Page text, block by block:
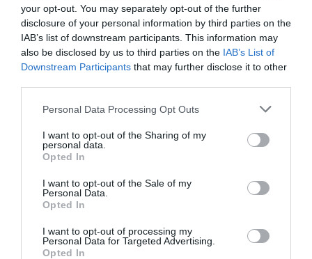
your opt-out. You may separately opt-out of the further
disclosure of your personal information by third parties on the
IAB’s list of downstream participants. This information may
also be disclosed by us to third parties on the IAB’s List of
Downstream Participants that may further disclose it to other
Please note that this website/app uses one or more Google
not limited to your visit or usage behaviour. You may click to
grant or deny consent to Google and its third-party tags to
use your data for below specified purposes in below Google
consent section.
Personal Data Processing Opt Outs
I want to opt-out of the Sharing of my
personal data.
Opted In
I want to opt-out of the Sale of my
Personal Data.
Opted In
I want to opt-out of processing my
Personal Data for Targeted Advertising.
Opted In
θα έχει προηγουμένως ψηφίσει η κάθε Ολομέλεια.
Σημαντικές τομές αναμένονται και στο άρθρο 86
περί ευθύνης υπουργών. Κύριος άξονας είναι η
υπουργών και υφυπουργών καθώς και η
κατάργηση της «αμελλητί» διαβίβασης στο
κοινοβούλιο στοιχείων σε βάρος πολιτικών
Αντιθέτως, στόχος είναι η Βουλή να πάψει να
αναλαμβάνει ανακριτικές αρμοδιότητες. Αντ’
αυτού, τον χειρισμό της ανάκρισης, προανάκρισης